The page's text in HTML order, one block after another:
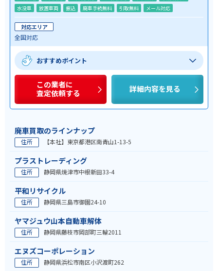
水没車
放置車両 振込 廃車手続無料 引取無料 メール対応
対応エリア
全国対応
おすすめポイント
この業者に
査定依頼する
詳細内容を見る
廃車買取のラインナップ
住所 【本社】東京都港区南青山1-13-5
プラストレーディング
住所 静岡県焼津市中根新田33-4
平和リサイクル
住所 静岡県三島市御園24-10
ヤマジュウ山本自動車解体
住所 静岡県藤枝市岡部町三輪2011
エヌズコーポレーション
住所 静岡県浜松市南区小沢渡町262